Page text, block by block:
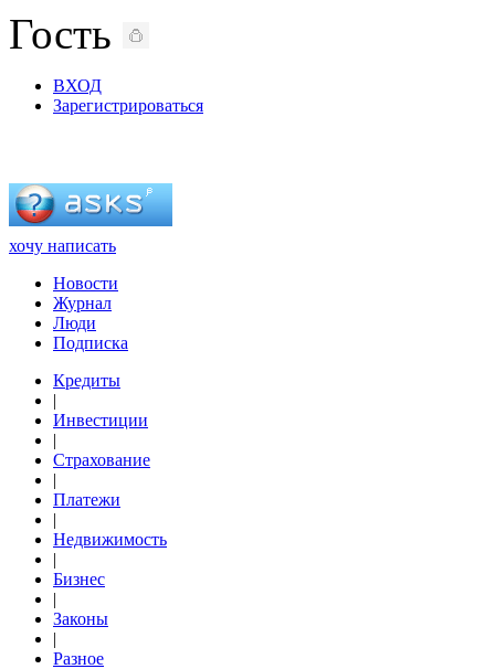
Гость
ВХОД
Зарегистрироваться
хочу написать
Новости
Журнал
Люди
Подписка
Кредиты
|
Инвестиции
|
Страхование
|
Платежи
|
Недвижимость
|
Бизнес
|
Законы
|
Разное